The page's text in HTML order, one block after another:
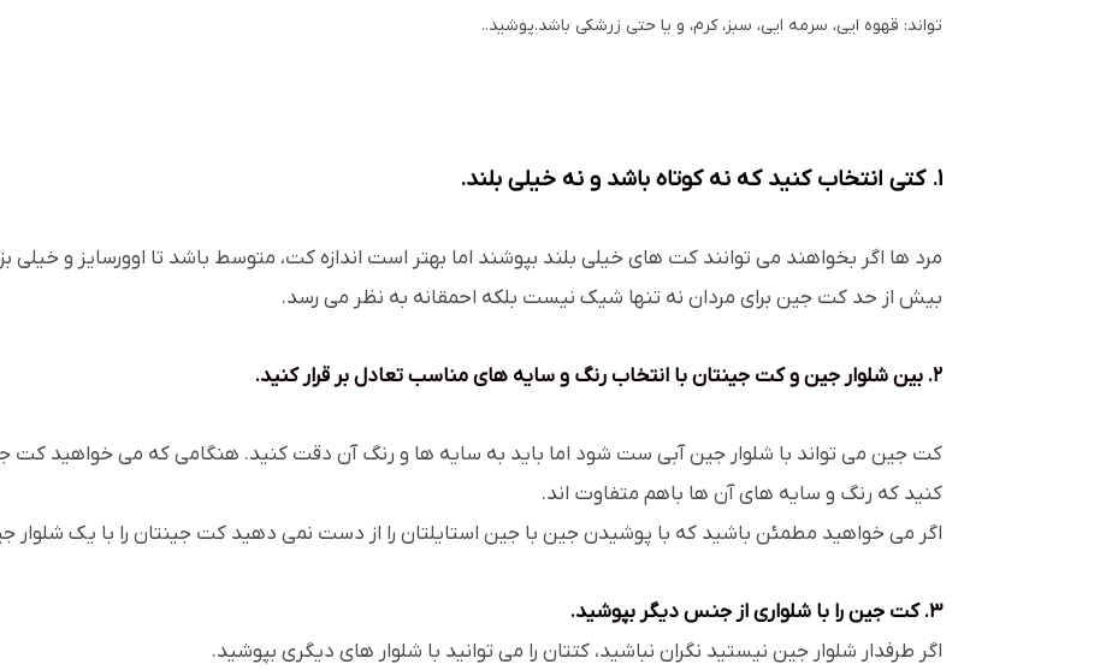
تواند: قهوه ایی، سرمه ایی، سبز، کرم، و یا حتی زرشکی باشد.پوشید..
1. کتی انتخاب کنید که نه کوتاه باشد و نه خیلی بلند.
مرد ها اگر بخواهند می توانند کت های خیلی بلند بپوشند اما بهتر است اندازه کت، متوسط باشد تا اوورسایز و خیلی
بیش از حد کت جین برای مردان نه تنها شیک نیست بلکه احمقانه به نظر می رسد.
2. بین شلوار جین و کت جینتان با انتخاب رنگ و سایه های مناسب تعادل بر قرار کنید.
کت جین می تواند با شلوار جین آبی ست شود اما باید به سایه ها و رنگ آن دقت کنید. هنگامی که می خواهید کت
کنید که رنگ و سایه های آن ها باهم متفاوت اند.
اگر می خواهید مطمئن باشید که با پوشیدن جین با جین استایلتان را از دست نمی دهید کت جینتان را با یک
3. کت جین را با شلواری از جنس دیگر بپوشید.
اگر طرفدار شلوار جین نیستید نگران نباشید، کتتان را می توانید با شلوار های دیگری بپوشید.